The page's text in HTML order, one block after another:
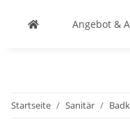
Angebot &
Startseite Sanitär